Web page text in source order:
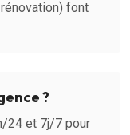
font
?
24 et 7j/7 pour